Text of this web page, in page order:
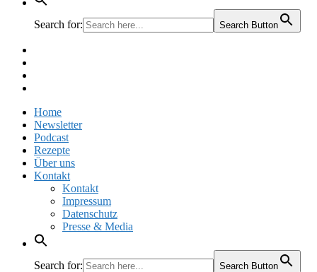
Search for: Search Button
Home
Newsletter
Podcast
Rezepte
Über uns
Kontakt
Kontakt
Impressum
Datenschutz
Presse & Media
Search for: Search Button